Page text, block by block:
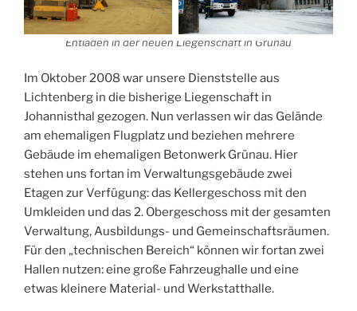
Entladen in der neuen Liegenschaft in Grünau
Im Oktober 2008 war unsere Dienststelle aus
Lichtenberg in die bisherige Liegenschaft in
Johannisthal gezogen. Nun verlassen wir das Gelände
am ehemaligen Flugplatz und beziehen mehrere
Gebäude im ehemaligen Betonwerk Grünau. Hier
stehen uns fortan im Verwaltungsgebäude zwei
Etagen zur Verfügung: das Kellergeschoss mit den
Umkleiden und das 2. Obergeschoss mit der gesamten
Verwaltung, Ausbildungs- und Gemeinschaftsräumen.
Für den „technischen Bereich“ können wir fortan zwei
Hallen nutzen: eine große Fahrzeughalle und eine
etwas kleinere Material- und Werkstatthalle.